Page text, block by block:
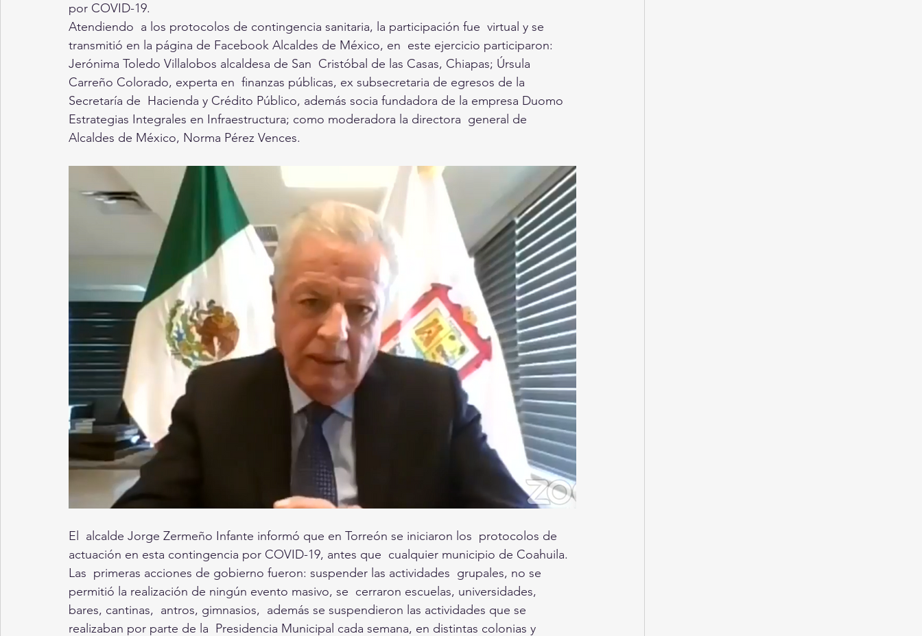
por COVID-19.
Atendiendo  a los protocolos de contingencia sanitaria, la participación fue  virtual y se
transmitió en la página de Facebook Alcaldes de México, en  este ejercicio participaron:
Jerónima Toledo Villalobos alcaldesa de San  Cristóbal de las Casas, Chiapas; Úrsula
Carreño Colorado, experta en  finanzas públicas, ex subsecretaria de egresos de la
Secretaría de  Hacienda y Crédito Público, además socia fundadora de la empresa Duomo
Estrategias Integrales en Infraestructura; como moderadora la directora  general de
Alcaldes de México, Norma Pérez Vences.
El  alcalde Jorge Zermeño Infante informó que en Torreón se iniciaron los  protocolos de
actuación en esta contingencia por COVID-19, antes que  cualquier municipio de Coahuila.
Las  primeras acciones de gobierno fueron: suspender las actividades  grupales, no se
permitió la realización de ningún evento masivo, se  cerraron escuelas, universidades,
bares, cantinas,  antros, gimnasios,  además se suspendieron las actividades que se
realizaban por parte de la  Presidencia Municipal cada semana, en distintas colonias y